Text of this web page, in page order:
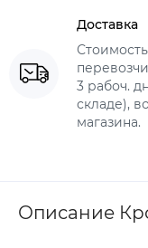
Доставка
3 рабоч.
складе),
магазина.
Описание